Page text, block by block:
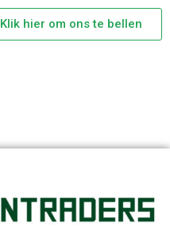
Klik hier om ons te bellen